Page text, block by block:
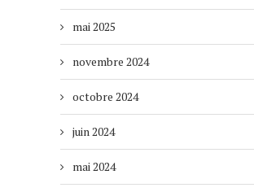
mai 2025
novembre 2024
octobre 2024
juin 2024
mai 2024